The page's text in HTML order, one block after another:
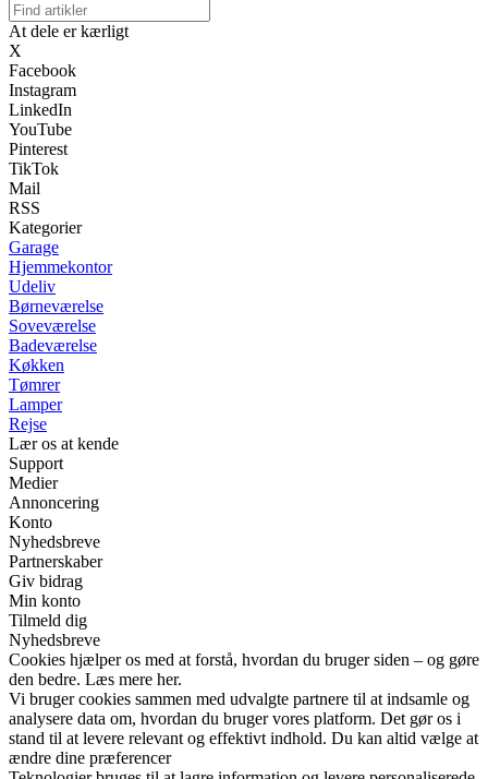
At dele er kærligt
X
Facebook
Instagram
LinkedIn
YouTube
Pinterest
TikTok
Mail
RSS
Kategorier
Garage
Hjemmekontor
Udeliv
Børneværelse
Soveværelse
Badeværelse
Køkken
Tømrer
Lamper
Rejse
Lær os at kende
Support
Medier
Annoncering
Konto
Nyhedsbreve
Partnerskaber
Giv bidrag
Min konto
Tilmeld dig
Nyhedsbreve
Cookies hjælper os med at forstå, hvordan du bruger siden – og gøre
den bedre. Læs mere her.
Vi bruger cookies sammen med udvalgte partnere til at indsamle og
analysere data om, hvordan du bruger vores platform. Det gør os i
stand til at levere relevant og effektivt indhold. Du kan altid vælge at
ændre dine præferencer